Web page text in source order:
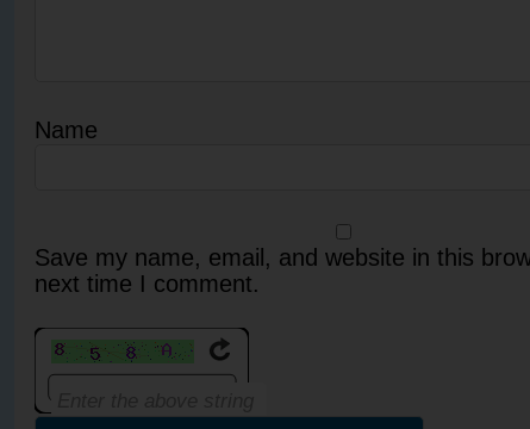
Name
Save my name, email, and website in this
next time I comment.